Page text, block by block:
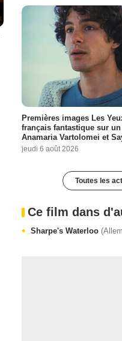
Premières images Les
français fantastique sur
Anamaria Vartolomei et
jeudi 6 août 2026
Toutes les
Ce film dans
Sharpe's Waterloo